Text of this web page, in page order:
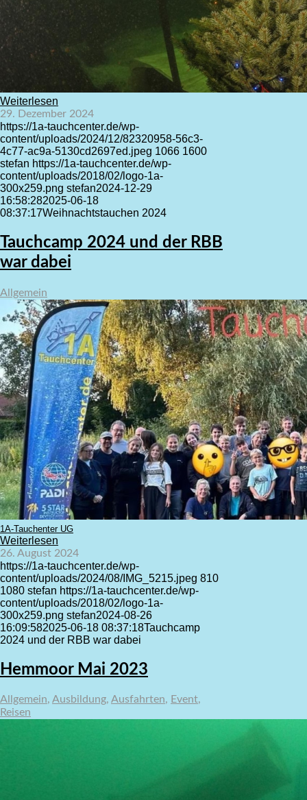
Weiterlesen
29. Dezember 2024
https://1a-tauchcenter.de/wp-
content/uploads/2024/12/82320958-56c3-
4c77-ac9a-5130cd2697ed.jpeg 1066 1600
stefan https://1a-tauchcenter.de/wp-
content/uploads/2018/02/logo-1a-
300x259.png stefan2024-12-29
16:58:282025-06-18
08:37:17Weihnachtstauchen 2024
Tauchcamp 2024 und der RBB
war dabei
Allgemein
1A-Tauchenter UG
Weiterlesen
26. August 2024
https://1a-tauchcenter.de/wp-
content/uploads/2024/08/IMG_5215.jpeg 810
1080 stefan https://1a-tauchcenter.de/wp-
content/uploads/2018/02/logo-1a-
300x259.png stefan2024-08-26
16:09:582025-06-18 08:37:18Tauchcamp
2024 und der RBB war dabei
Hemmoor Mai 2023
Allgemein, Ausbildung, Ausfahrten, Event,
Reisen